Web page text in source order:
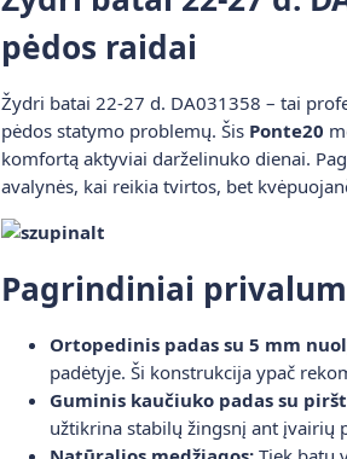
pėdos raidai
Žydri batai 22-27 d. DA031358 – tai
pėdos statymo problemų. Šis Ponte20
komfortą aktyviai darželinuko dienai.
avalynės, kai reikia tvirtos, bet
Pagrindiniai
Ortopedinis padas su 5 mm
padėtyje. Ši konstrukcija ypač
Guminis kaučiuko padas su
užtikrina stabilų žingsnį ant įvairių